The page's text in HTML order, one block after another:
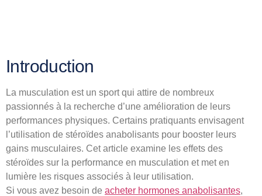
Introduction
La musculation est un sport qui attire de nombreux
passionnés à la recherche d’une amélioration de leurs
performances physiques. Certains pratiquants envisagent
l’utilisation de stéroïdes anabolisants pour booster leurs
gains musculaires. Cet article examine les effets des
stéroïdes sur la performance en musculation et met en
lumière les risques associés à leur utilisation.
Si vous avez besoin de acheter hormones anabolisantes,